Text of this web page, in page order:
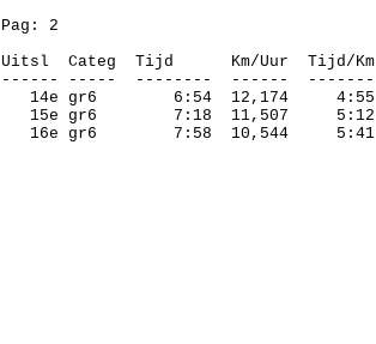
Pag : 2
Uitsl Categ Tijd Km/Uur
Tijd/Km
------ ----- -------- ------
-------
14e gr6 6:54 12,174
4:55
15e gr6 7:18 11,507
5:12
16e gr6 7:58 10,544 5:41